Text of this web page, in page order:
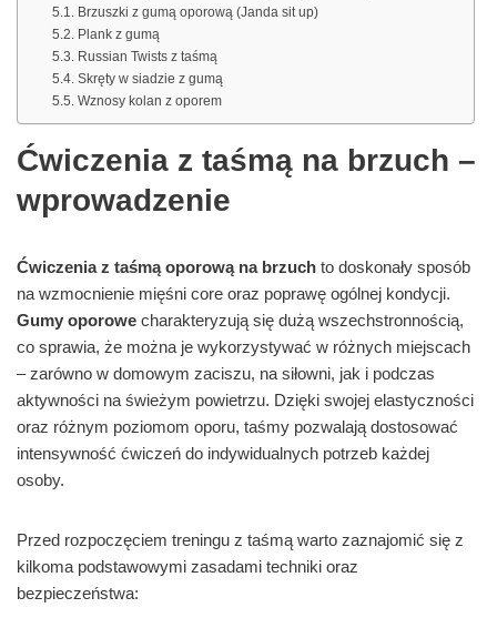
Brzuszki z gumą oporową (Janda sit up)
Plank z gumą
Russian Twists z taśmą
Skręty w siadzie z gumą
Wznosy kolan z oporem
Ćwiczenia z taśmą na brzuch –
wprowadzenie
Ćwiczenia z taśmą oporową na brzuch to doskonały sposób
na wzmocnienie mięśni core oraz poprawę ogólnej kondycji.
Gumy oporowe charakteryzują się dużą wszechstronnością,
co sprawia, że można je wykorzystywać w różnych miejscach
– zarówno w domowym zaciszu, na siłowni, jak i podczas
aktywności na świeżym powietrzu. Dzięki swojej elastyczności
oraz różnym poziomom oporu, taśmy pozwalają dostosować
intensywność ćwiczeń do indywidualnych potrzeb każdej
osoby.
Przed rozpoczęciem treningu z taśmą warto zaznajomić się z
kilkoma podstawowymi zasadami techniki oraz
bezpieczeństwa: